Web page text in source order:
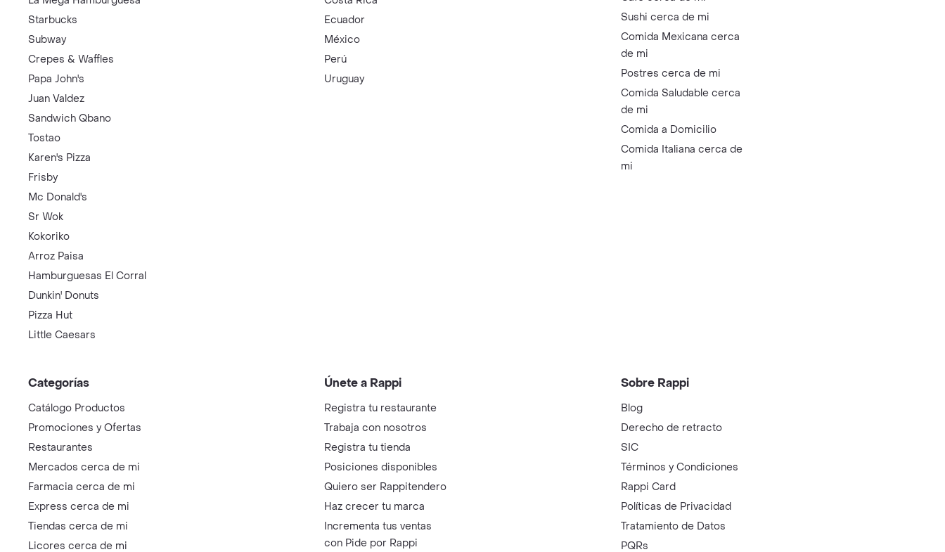
Starbucks
Subway
Crepes & Waffles
Papa John's
Juan Valdez
Sandwich Qbano
Tostao
Karen's Pizza
Frisby
Mc Donald's
Sr Wok
Kokoriko
Arroz Paisa
Hamburguesas El Corral
Dunkin' Donuts
Pizza Hut
Little Caesars
Ecuador
México
Perú
Uruguay
Sushi cerca de mi
Comida Mexicana cerca
de mi
Postres cerca de mi
Comida Saludable cerca
de mi
Comida a Domicilio
Comida Italiana cerca de
mi
Categorías
Catálogo Productos
Promociones y Ofertas
Restaurantes
Mercados cerca de mi
Farmacia cerca de mi
Express cerca de mi
Tiendas cerca de mi
Licores cerca de mi
Únete a Rappi
Registra tu restaurante
Trabaja con nosotros
Registra tu tienda
Posiciones disponibles
Quiero ser Rappitendero
Haz crecer tu marca
Incrementa tus ventas
con Pide por Rappi
Sobre Rappi
Blog
Derecho de retracto
SIC
Términos y Condiciones
Rappi Card
Políticas de Privacidad
Tratamiento de Datos
PQRs